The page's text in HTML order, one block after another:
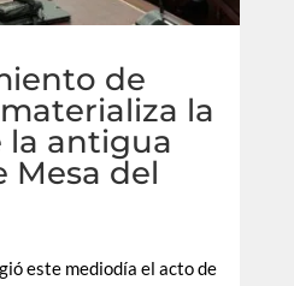
de
la
la antigua
Mesa del
este mediodía el acto de